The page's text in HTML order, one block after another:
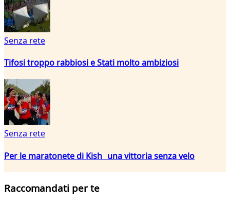
Senza rete
Tifosi troppo rabbiosi e Stati molto ambiziosi
Senza rete
Per le maratonete di Kish una vittoria senza velo
Raccomandati per te